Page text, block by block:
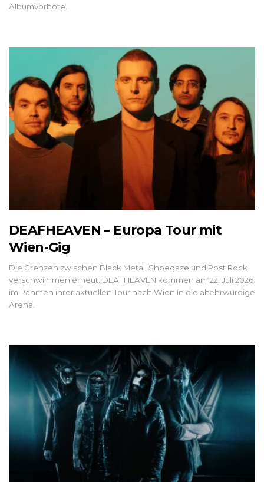
Albumvorbote.
DEAFHEAVEN – Europa Tour mit
Wien-Gig
Die Grenzen zwischen Black Metal, Shoegaze und Post Rock
verschwimmen erneut: DEAFHEAVEN kommen am 22. Juli 2026
im Rahmen ihrer aktuellen Tour nach Wien in die altehrwürdige
Arena.